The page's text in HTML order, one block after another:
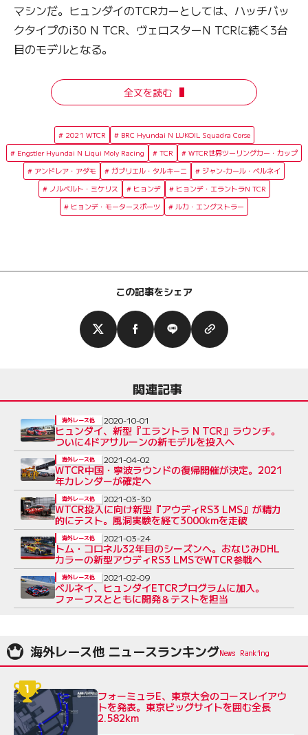
マシンだ。ヒュンダイのTCRカーとしては、ハッチバッ
クタイプのi30 N TCR、ヴェロスターN TCRに続く3台
目のモデルとなる。
全文を読む
2021 WTCR
BRC Hyundai N LUKOIL Squadra Corse
Engstler Hyundai N Liqui Moly Racing
TCR
WTCR世界ツーリングカー・カップ
アンドレア・アダモ
ガブリエル・タルキーニ
ジャン-カール・ベルネイ
ノルベルト・ミケリス
ヒョンデ
ヒョンデ・エラントラN TCR
ヒョンデ・モータースポーツ
ルカ・エングストラー
この記事をシェア
関連記事
ヒュンダイ、新型『エラントラ N TCR』ラウンチ。
ついに4ドアサルーンの新モデルを投入へ
海外レース他 2020-10-01
WTCR中国・寧波ラウンドの復帰開催が決定。2021
年カレンダーが確定へ
海外レース他 2021-04-02
WTCR投入に向け新型『アウディRS3 LMS』が精力
的にテスト。風洞実験を経て3000kmを走破
海外レース他 2021-03-30
トム・コロネル32年目のシーズンへ。おなじみDHL
カラーの新型アウディRS3 LMSでWTCR参戦へ
海外レース他 2021-03-24
ベルネイ、ヒュンダイETCRプログラムに加入。
ファーフスとともに開発＆テストを担当
海外レース他 2021-02-09
海外レース他 ニュースランキング
フォーミュラE、東京大会のコースレイアウ
トを発表。東京ビッグサイトを囲む全長
2.582km